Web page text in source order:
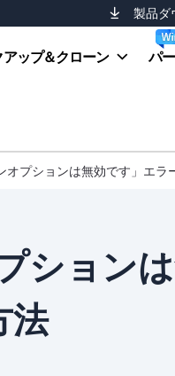
製品ダ
アップ＆クローン パ
プションは無効です」エラ
ション
法